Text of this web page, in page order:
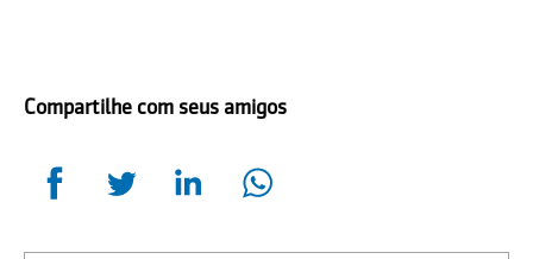
Compartilhe com seus amigos